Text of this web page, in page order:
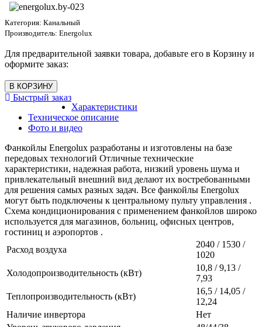
Категория: Канальный
Производитель: Energolux
Для предварительной заявки товара, добавьте его в Корзину и
оформите заказ:
Быстрый заказ
Характеристики
Техническое описание
Фото и видео
Фанкойлы Energolux разработаны и изготовлены на базе
передовых технологий Отличные технические
характеристики, надежная работа, низкий уровень шума и
привлекательный внешний вид делают их востребованными
для решения самых разных задач. Все фанкойлы Energolux
могут быть подключены к центральному пульту управления .
Схема кондиционирования с применением фанкойлов широко
используется для магазинов, больниц, офисных центров,
гостиниц и аэропортов .
Расход воздуха
2040 / 1530 /
1020
Холодопроизводительность (кВт)
10,8 / 9,13 /
7,93
Теплопроизводительность (кВт)
16,5 / 14,05 /
12,24
Наличие инвертора
Нет